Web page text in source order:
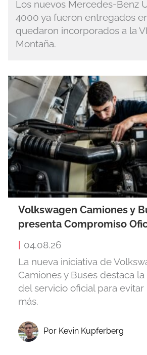
Los nuevos Mercedes-Benz
4000 ya fueron entregados
quedaron incorporados a la
Montaña.
Volkswagen Camiones y
presenta Compromiso
| 04.08.26
La nueva iniciativa de
Camiones y Buses destaca
del servicio oficial para evitar
más.
Por Kevin Kupferberg